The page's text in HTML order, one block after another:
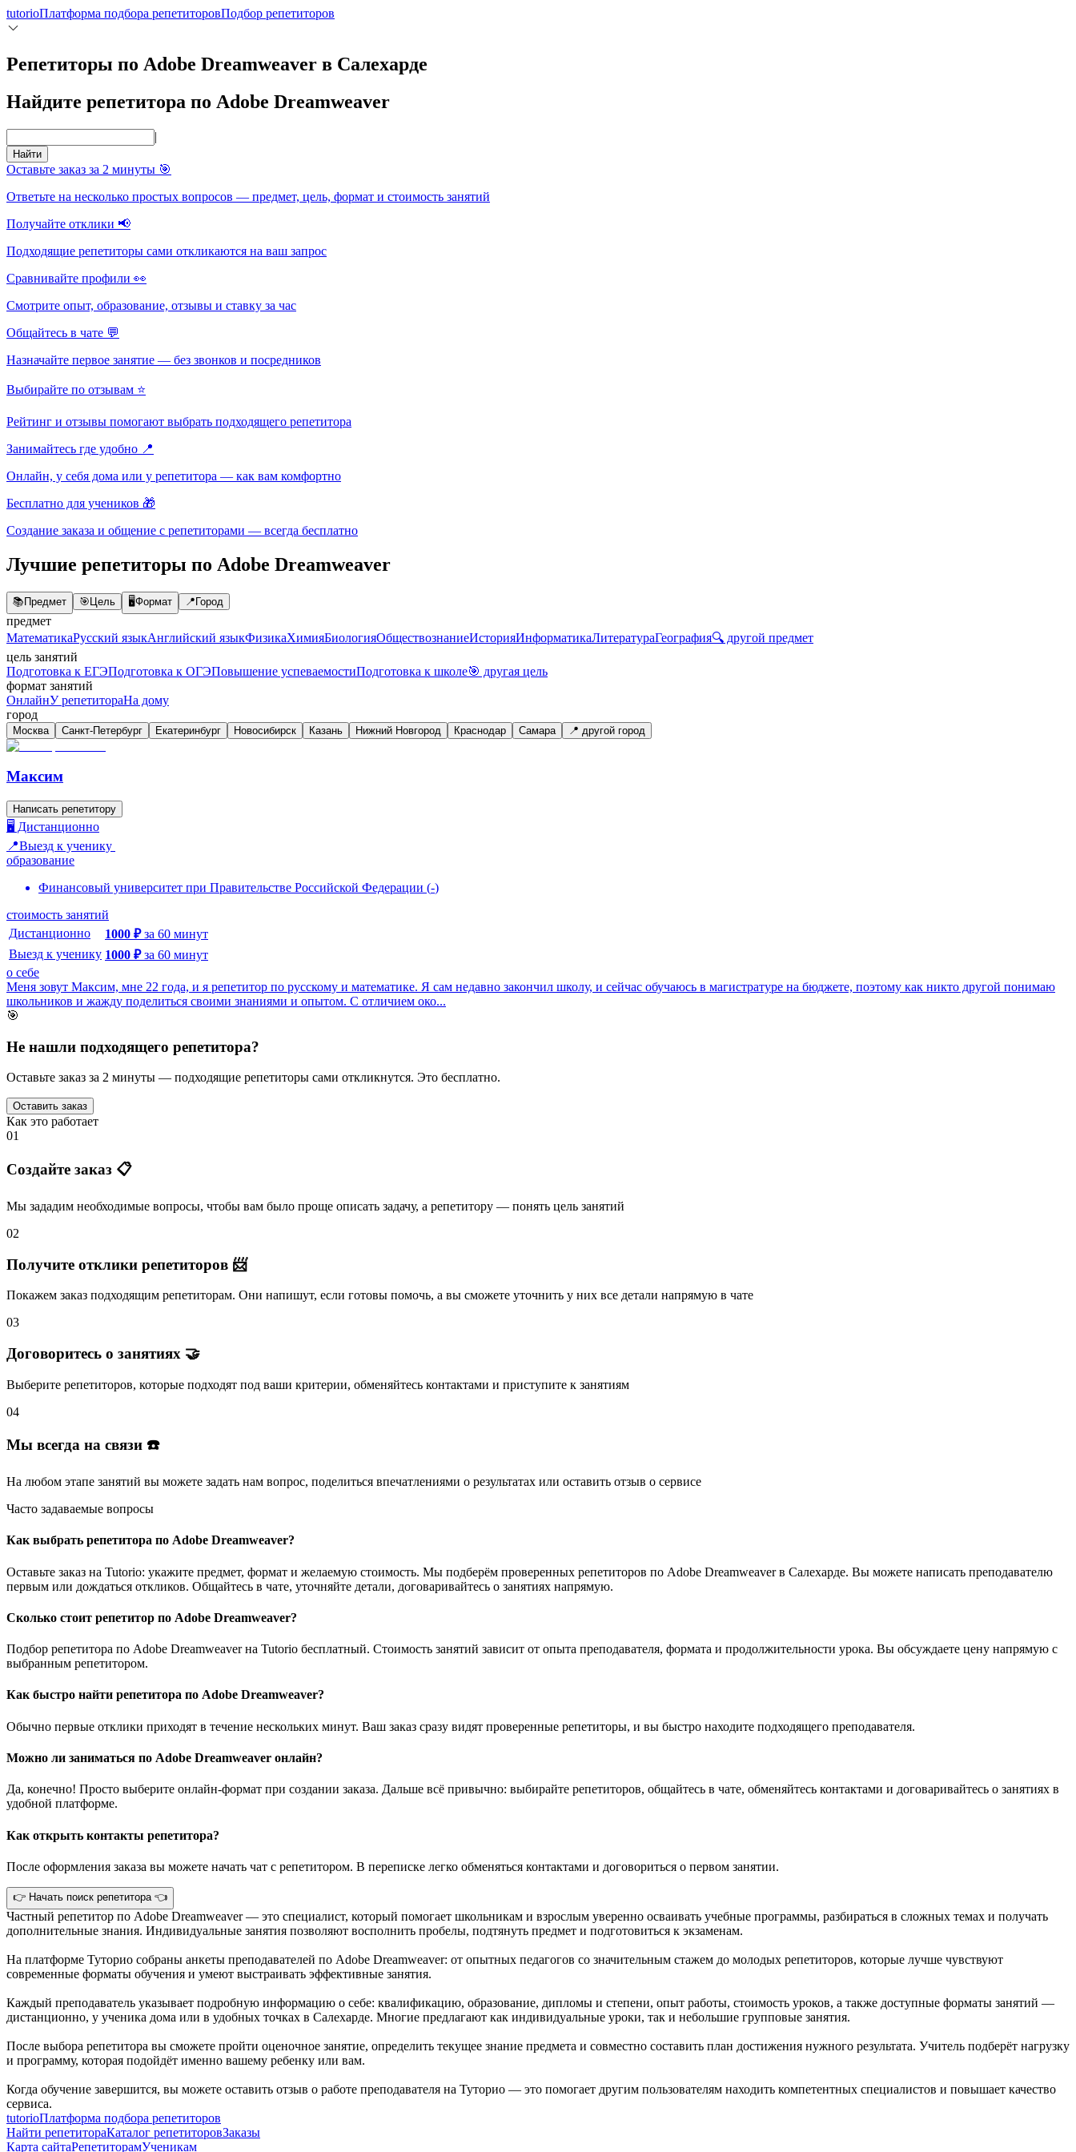
tutorioПлатформа подбора репетиторовПодбор репетиторов
Репетиторы по Adobe Dreamweaver в Салехарде
Найдите репетитора по Adobe Dreamweaver
|
Найти
Оставьте заказ за 2 минуты 🎯
Ответьте на несколько простых вопросов — предмет, цель, формат и стоимость занятий
Получайте отклики 📢
Подходящие репетиторы сами откликаются на ваш запрос
Сравнивайте профили 👀
Смотрите опыт, образование, отзывы и ставку за час
Общайтесь в чате 💬
Назначайте первое занятие — без звонков и посредников
Выбирайте по отзывам ⭐
Рейтинг и отзывы помогают выбрать подходящего репетитора
Занимайтесь где удобно 📍
Онлайн, у себя дома или у репетитора — как вам комфортно
Бесплатно для учеников 🎁
Создание заказа и общение с репетиторами — всегда бесплатно
Лучшие репетиторы по Adobe Dreamweaver
📚Предмет 🎯Цель 🖥️Формат 📍Город
предмет
МатематикаРусский языкАнглийский языкФизикаХимияБиологияОбществознаниеИсторияИнформатикаЛитератураГеография🔍 другой предмет
цель занятий
Подготовка к ЕГЭПодготовка к ОГЭПовышение успеваемостиПодготовка к школе🎯 другая цель
формат занятий
ОнлайнУ репетитораНа дому
город
Москва Санкт-Петербург Екатеринбург Новосибирск Казань Нижний Новгород Краснодар Самара 📍 другой город
Максим
Написать репетитору
🖥️ Дистанционно
📍Выезд к ученику
образование
Финансовый университет при Правительстве Российской Федерации (-)
стоимость занятий
Дистанционно
1000 ₽ за 60 минут
Выезд к ученику 1000 ₽ за 60 минут
о себе
Меня зовут Максим, мне 22 года, и я репетитор по русскому и математике. Я сам недавно закончил школу, и сейчас обучаюсь в магистратуре на бюджете, поэтому как никто другой понимаю
школьников и жажду поделиться своими знаниями и опытом. С отличием око...
🎯
Не нашли подходящего репетитора?
Оставьте заказ за 2 минуты — подходящие репетиторы сами откликнутся. Это бесплатно.
Оставить заказ
Как это работает
01
Создайте заказ 📋
Мы зададим необходимые вопросы, чтобы вам было проще описать задачу, а репетитору — понять цель занятий
02
Получите отклики репетиторов 📨
Покажем заказ подходящим репетиторам. Они напишут, если готовы помочь, а вы сможете уточнить у них все детали напрямую в чате
03
Договоритесь о занятиях 🤝
Выберите репетиторов, которые подходят под ваши критерии, обменяйтесь контактами и приступите к занятиям
04
Мы всегда на связи ☎️
На любом этапе занятий вы можете задать нам вопрос, поделиться впечатлениями о результатах или оставить отзыв о сервисе
Часто задаваемые вопросы
Как выбрать репетитора по Adobe Dreamweaver?
Оставьте заказ на Tutorio: укажите предмет, формат и желаемую стоимость. Мы подберём проверенных репетиторов по Adobe Dreamweaver в Салехарде. Вы можете написать преподавателю
первым или дождаться откликов. Общайтесь в чате, уточняйте детали, договаривайтесь о занятиях напрямую.
Сколько стоит репетитор по Adobe Dreamweaver?
Подбор репетитора по Adobe Dreamweaver на Tutorio бесплатный. Стоимость занятий зависит от опыта преподавателя, формата и продолжительности урока. Вы обсуждаете цену напрямую с
выбранным репетитором.
Как быстро найти репетитора по Adobe Dreamweaver?
Обычно первые отклики приходят в течение нескольких минут. Ваш заказ сразу видят проверенные репетиторы, и вы быстро находите подходящего преподавателя.
Можно ли заниматься по Adobe Dreamweaver онлайн?
Да, конечно! Просто выберите онлайн-формат при создании заказа. Дальше всё привычно: выбирайте репетиторов, общайтесь в чате, обменяйтесь контактами и договаривайтесь о занятиях в
удобной платформе.
Как открыть контакты репетитора?
После оформления заказа вы можете начать чат с репетитором. В переписке легко обменяться контактами и договориться о первом занятии.
👉 Начать поиск репетитора 👈
Частный репетитор по Adobe Dreamweaver — это специалист, который помогает школьникам и взрослым уверенно осваивать учебные программы, разбираться в сложных темах и получать
дополнительные знания. Индивидуальные занятия позволяют восполнить пробелы, подтянуть предмет и подготовиться к экзаменам.
На платформе Туторио собраны анкеты преподавателей по Adobe Dreamweaver: от опытных педагогов со значительным стажем до молодых репетиторов, которые лучше чувствуют
современные форматы обучения и умеют выстраивать эффективные занятия.
Каждый преподаватель указывает подробную информацию о себе: квалификацию, образование, дипломы и степени, опыт работы, стоимость уроков, а также доступные форматы занятий —
дистанционно, у ученика дома или в удобных точках в Салехарде. Многие предлагают как индивидуальные уроки, так и небольшие групповые занятия.
После выбора репетитора вы сможете пройти оценочное занятие, определить текущее знание предмета и совместно составить план достижения нужного результата. Учитель подберёт нагрузку
и программу, которая подойдёт именно вашему ребенку или вам.
Когда обучение завершится, вы можете оставить отзыв о работе преподавателя на Туторио — это помогает другим пользователям находить компетентных специалистов и повышает качество
сервиса.
tutorioПлатформа подбора репетиторов
Найти репетитораКаталог репетиторовЗаказы
Карта сайтаРепетиторамУченикам